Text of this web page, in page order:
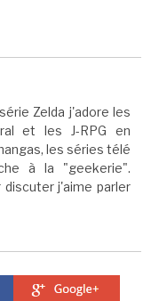
Zelda j'adore les
et les J-RPG en
les séries télé
à la "geekerie".
j'aime parler